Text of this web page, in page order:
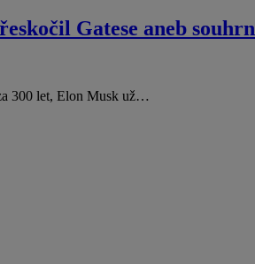
Gatese aneb
300 let, Elon Musk už…